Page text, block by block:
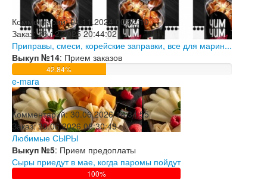
Комментарий:04.11.2024 00:52:10
Заказ:26.12.2025 20:44:02
Приправы, смеси, корейские заправки, все для марин...
Выкуп №14: Прием заказов
42.84%
e-mara
Комментарий:30.06.2026 16:34:55
Заказ:30.06.2026 08:30:49
Любимые СЫРЫ
Выкуп №5: Прием предоплаты
Сыры приедут в мае, когда паромы пойдут
100%